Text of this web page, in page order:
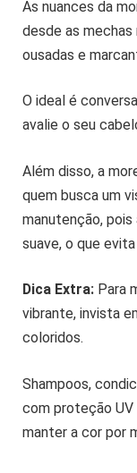
As nuances da
desde as
ousadas e
O ideal é
avalie o seu
Além disso, a
quem busca um
manutenção,
suave, o que
Dica Extra: Para
vibrante, invista
coloridos.
Shampoos,
com proteção
manter a cor por